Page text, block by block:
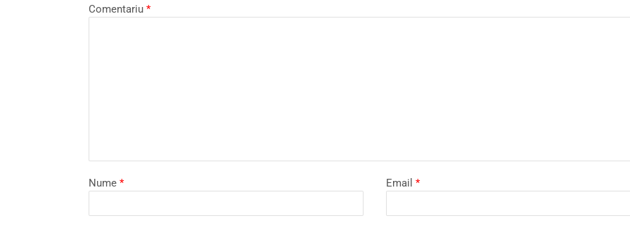
Comentariu *
Nume * Email*